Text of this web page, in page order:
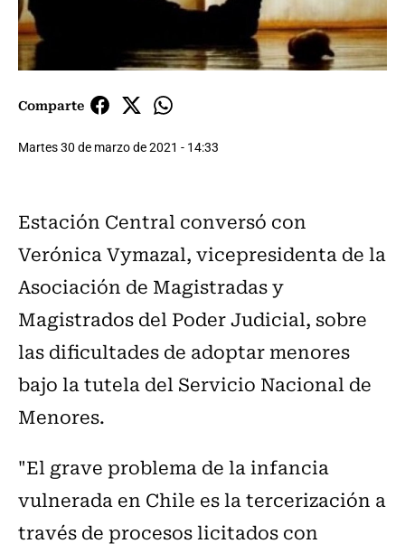
Comparte
Martes 30 de marzo de 2021 - 14:33
Estación Central conversó con
Verónica Vymazal, vicepresidenta de la
Asociación de Magistradas y
Magistrados del Poder Judicial, sobre
las dificultades de adoptar menores
bajo la tutela del Servicio Nacional de
Menores.
"El grave problema de la infancia
vulnerada en Chile es la tercerización a
través de procesos licitados con